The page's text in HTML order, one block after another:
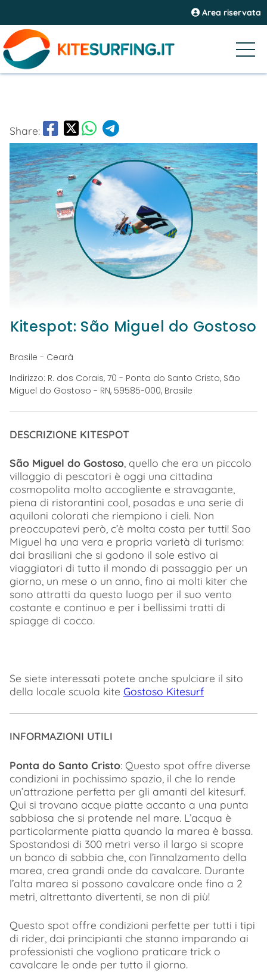
Area riservata
Share:
Kitespot: São Miguel do Gostoso
Brasile - Cearà
Indirizzo: R. dos Corais, 70 - Ponta do Santo Cristo, São
Miguel do Gostoso - RN, 59585-000, Brasile
DESCRIZIONE KITESPOT
São Miguel do Gostoso , quello che era un piccolo
villaggio di pescatori è oggi una cittadina
cosmopolita molto accogliente e stravagante,
piena di ristorantini cool, posadas e una serie di
aquiloni colorati che riempiono i cieli. Non
preoccupatevi però, c’è molta costa per tutti! Sao
Miguel ha una vera e propria varietà di turismo:
dai brasiliani che si godono il sole estivo ai
viaggiatori di tutto il mondo di passaggio per un
giorno, un mese o un anno, fino ai molti kiter che
sono attratti da questo luogo per il suo vento
costante e continuo e per i bellissimi tratti di
spiagge di cocco.
Se siete interessati potete anche spulciare il sito
della locale scuola kite Gostoso Kitesurf
INFORMAZIONI UTILI
Ponta do Santo Cristo: Questo spot offre diverse
condizioni in pochissimo spazio, il che lo rende
un’attrazione perfetta per gli amanti del kitesurf.
Qui si trovano acque piatte accanto a una punta
sabbiosa che si protende nel mare. L’acqua è
particolarmente piatta quando la marea è bassa.
Spostandosi di 300 metri verso il largo si scopre
un banco di sabbia che, con l’innalzamento della
marea, crea grandi onde da cavalcare. Durante
l’alta marea si possono cavalcare onde fino a 2
metri, altrettanto divertenti, se non di più!
Questo spot offre condizioni perfette per tutti i tipi
di rider, dai principianti che stanno imparando ai
professionisti che vogliono praticare trick o
cavalcare le onde per tutto il giorno.